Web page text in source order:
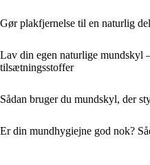
Gør plakfjernelse til en naturlig
Lav din egen naturlige mundskyl
tilsætningsstoffer
Sådan bruger du mundskyl, der
Er din mundhygiejne god nok?